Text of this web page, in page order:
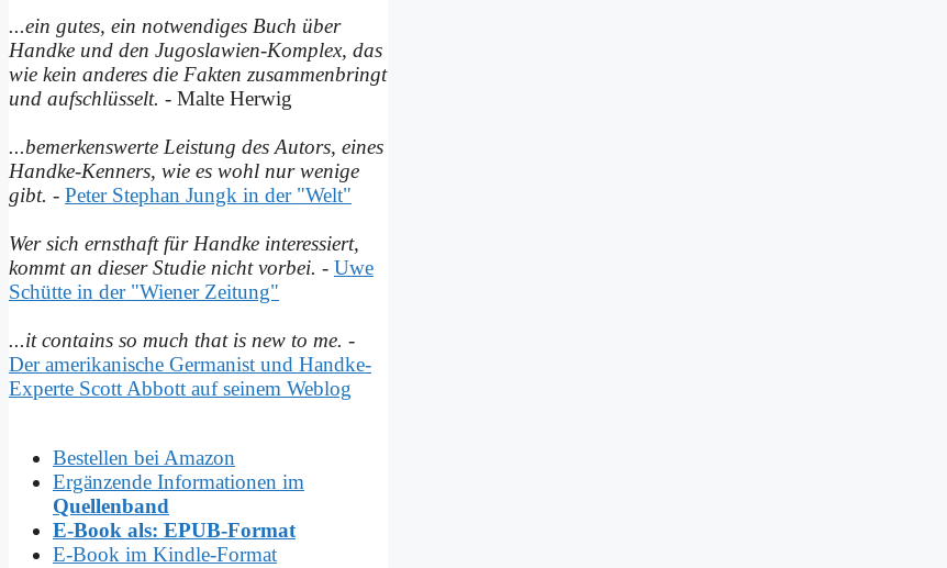
...ein gutes, ein notwendiges Buch über
Handke und den Jugoslawien-Komplex, das
wie kein anderes die Fakten zusammenbringt
und auf­schlüsselt. - Malte Herwig
...bemerkenswerte Leistung des Autors, eines
Handke-Kenners, wie es wohl nur wenige
gibt. - Peter Stephan Jungk in der "Welt"
Wer sich ernsthaft für Handke interessiert,
kommt an dieser Studie nicht vorbei. - Uwe
Schütte in der "Wiener Zeitung"
...it contains so much that is new to me. -
Der amerikanische Germanist und Handke-
Experte Scott Abbott auf seinem Weblog
Bestellen bei Amazon
Ergänzende Informationen im
Quellenband
E-Book als: EPUB-Format
E-Book im Kindle-Format